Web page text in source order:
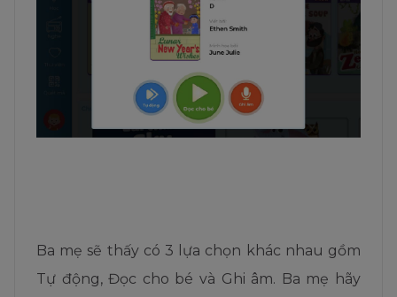
Ba mẹ sẽ thấy có 3 lựa chọn khác nhau gồm
Tự động, Đọc cho bé và Ghi âm. Ba mẹ hãy